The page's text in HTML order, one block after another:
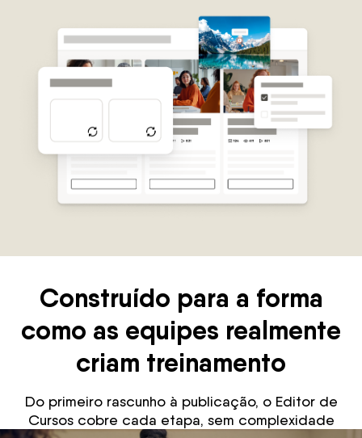
Construído para a forma
como as equipes realmente
criam treinamento
Do primeiro rascunho à publicação, o Editor de
Cursos cobre cada etapa, sem complexidade